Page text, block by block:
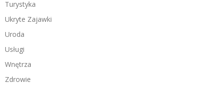
Turystyka
Ukryte Zajawki
Uroda
Usługi
Wnętrza
Zdrowie